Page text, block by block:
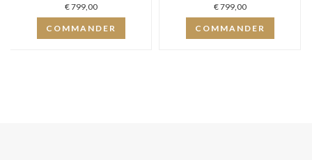
€ 799,00
COMMANDER
€ 799,00
COMMANDER